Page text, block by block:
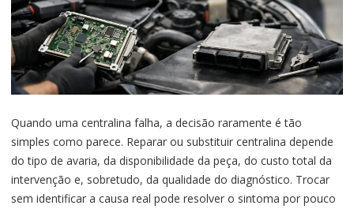
Quando uma centralina falha, a decisão raramente é tão
simples como parece. Reparar ou substituir centralina depende
do tipo de avaria, da disponibilidade da peça, do custo total da
intervenção e, sobretudo, da qualidade do diagnóstico. Trocar
sem identificar a causa real pode resolver o sintoma por pouco